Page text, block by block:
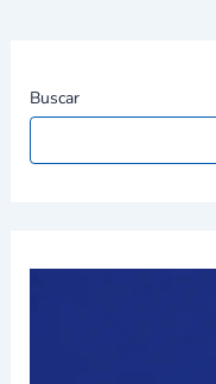
Buscar